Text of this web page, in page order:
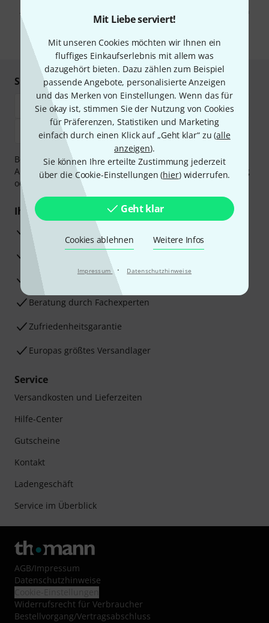
Mit Liebe serviert!
Mit unseren Cookies möchten wir Ihnen ein
fluffiges Einkaufserlebnis mit allem was
dazugehört bieten. Dazu zählen zum Beispiel
passende Angebote, personalisierte Anzeigen
und das Merken von Einstellungen. Wenn das für
Sie okay ist, stimmen Sie der Nutzung von Cookies
für Präferenzen, Statistiken und Marketing
einfach durch einen Klick auf „Geht klar“ zu (alle
anzeigen).
Sie können Ihre erteilte Zustimmung jederzeit
über die Cookie-Einstellungen (hier) widerrufen.
Geht klar
Cookies ablehnen Weitere Infos
Impressum · Datenschutzhinweise
Abmeldung ist jederzeit möglich. Weitere Informationen finden Sie in
unseren Datenschutzhinweisen
* Pflichtfeld
Sicher einkaufen & bezahlen
Bezahlen Sie vertraulich und sicher per Vorkasse, PayPal,
Amazon Pay,Klarna Sofort bezahlen ,Klarna Ratenzahlung
oder Kreditkarte.
Ihre Vorteile
3 Jahre Thomann Garantie
30 Tage Money-Back-Garantie
Reparaturservice
Beratung durch Fachexperten
Zufriedenheitsgarantie
Europas größtes Versandlager
Service
Versandkosten und Lieferzeiten
Hilfe-Center
Gutscheine
Kontakt
Ladengeschäft
Service im Überblick
AGB/Impressum
Datenschutzhinweise
Widerrufsrecht für Verbraucher
Bestellvorgang/Vertragsabschluss